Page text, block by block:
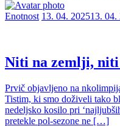
Enotnost 13. 04. 202513. 04.
Niti na zemlji,
Prvič objavljeno na
Tistim, ki smo doživeli tako
nedeljsko kosilo pri
pretekle pol-sezone ne […]